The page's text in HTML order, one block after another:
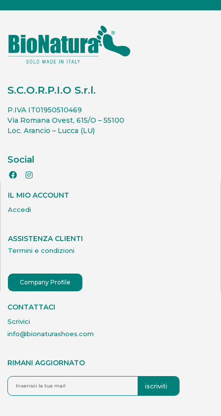
S.C.O.R.P.I.O S.r.l.
P.IVA IT01950510469
Via Romana Ovest, 615/O – 55100
Loc. Arancio – Lucca (LU)
Social
IL MIO ACCOUNT
Accedi
ASSISTENZA CLIENTI
Termini e condizioni
Company Profile
CONTATTACI
Scrivici
info@bionaturashoes.com
RIMANI AGGIORNATO
iscriviti